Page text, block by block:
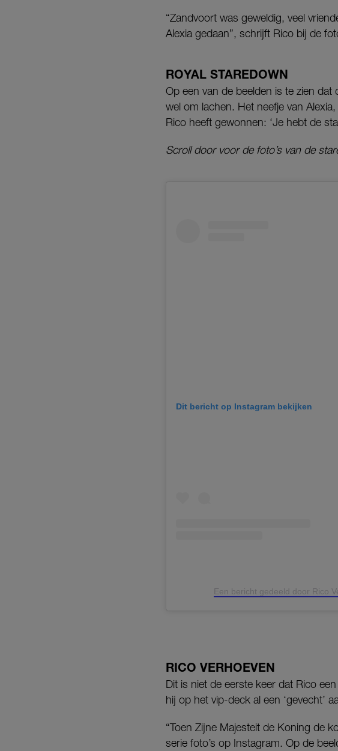
“Zandvoort was geweldig, veel
Alexia gedaan”, schrijft Rico bij de
ROYAL STAREDOWN
Op een van de beelden is te zien
wel om lachen. Het neefje van
Rico heeft gewonnen: ‘Je hebt de
Scroll door voor de foto’s van de
Dit bericht op Instagram bekijken
Een bericht gedeeld door Rico
RICO VERHOEVEN
Dit is niet de eerste keer dat Rico
hij op het vip-deck al een ‘gevecht’
“Toen Zijne Majesteit de Koning de
serie foto’s op Instagram. Op de